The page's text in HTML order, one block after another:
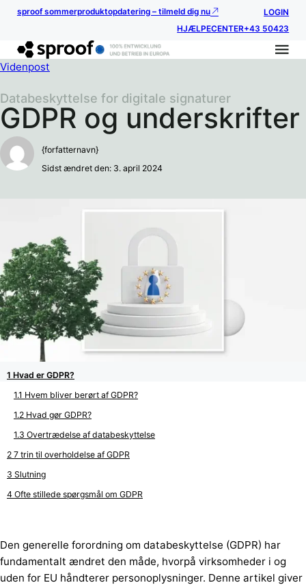
sproof sommerproduktopdatering – tilmeld dig nu
LOGIN
HJÆLPECENTER+43 50423
Videnpost
GDPR og underskrifter
Databeskyttelse for digitale signaturer
{forfatternavn}
Sidst ændret den: 3. april 2024
Hvad er GDPR?
Hvem bliver berørt af GDPR?
Hvad gør GDPR?
Overtrædelse af databeskyttelse
7 trin til overholdelse af GDPR
Slutning
Ofte stillede spørgsmål om GDPR
Den generelle forordning om databeskyttelse (GDPR) har
fundamentalt ændret den måde, hvorpå virksomheder i og
uden for EU håndterer personoplysninger. Denne artikel giver